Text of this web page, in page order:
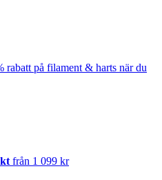
rabatt på filament & harts när du
från 1 099 kr